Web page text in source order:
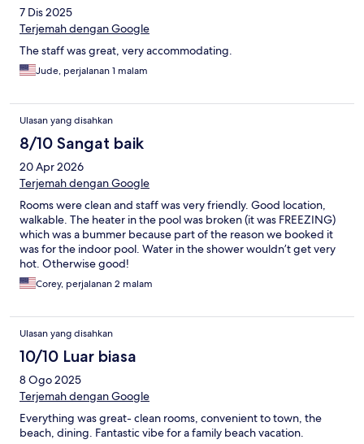
7 Dis 2025
Terjemah dengan Google
The staff was great, very accommodating.
Jude, perjalanan 1 malam
Ulasan yang disahkan
8/10 Sangat baik
20 Apr 2026
Terjemah dengan Google
Rooms were clean and staff was very friendly. Good location,
walkable. The heater in the pool was broken (it was FREEZING)
which was a bummer because part of the reason we booked it
was for the indoor pool. Water in the shower wouldn’t get very
hot. Otherwise good!
Corey, perjalanan 2 malam
Ulasan yang disahkan
10/10 Luar biasa
8 Ogo 2025
Terjemah dengan Google
Everything was great- clean rooms, convenient to town, the
beach, dining. Fantastic vibe for a family beach vacation.